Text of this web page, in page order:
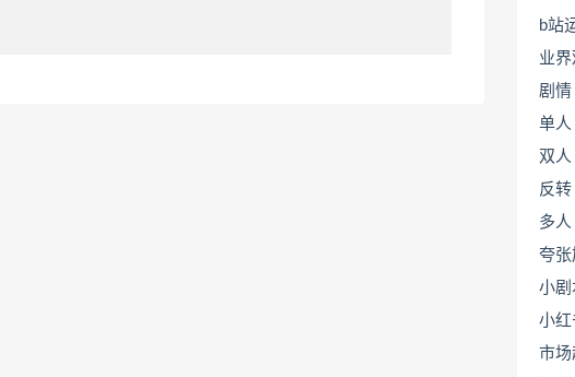
b站
业界
剧情
单人
双人
反转
多人
夸张
小剧
小红
市场